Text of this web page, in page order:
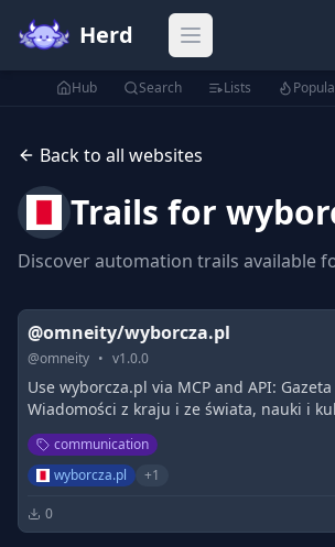
Herd Open main menu
Hub Search Lists
Back to all websites
Trails for
Discover automation trails available
@omneity/wyborcza.pl
@omneity • v1.0.0
Use wyborcza.pl via MCP and API:
Wiadomości z kraju i ze świata, nauki i kultury oraz sportu,
a także aktualne komentarze. Zajrzyj na
communication
wyborcza.pl
+1
0